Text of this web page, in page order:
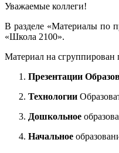
Уважаемые коллеги!
В разделе «Материалы по
«Школа 2100».
Материал на сгруппирован
Презентации
Технологии
Дошкольное
Начальное